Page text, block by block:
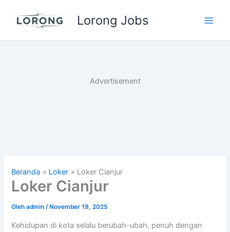
Lorong Jobs
Advertisement
Beranda Loker Loker Cianjur
Loker Cianjur
Olehadmin/ November 19, 2025
Kehidupan di kota selalu berubah-ubah, penuh dengan